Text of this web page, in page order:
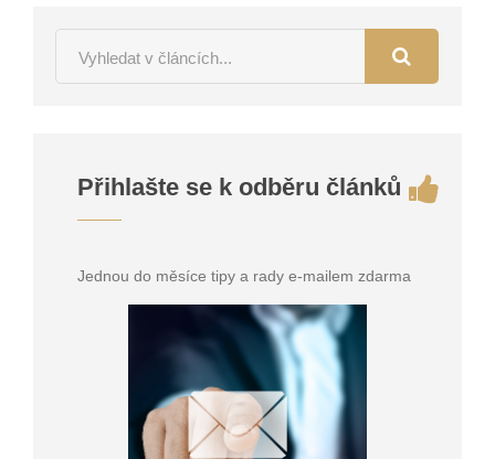
Přihlašte se k odběru článků
Jednou do měsíce tipy a rady e-mailem zdarma